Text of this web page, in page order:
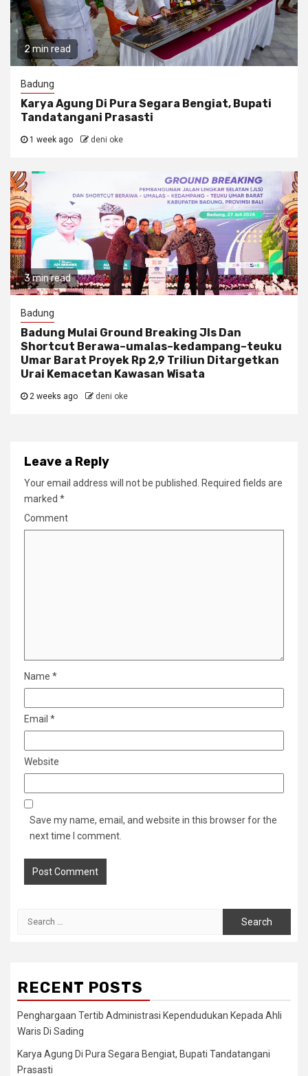
2 min read
Badung
Karya Agung Di Pura Segara Bengiat, Bupati
Tandatangani Prasasti
1 week ago deni oke
3 min read
Badung
Badung Mulai Ground Breaking Jls Dan
Shortcut Berawa–umalas–kedampang–teuku
Umar Barat Proyek Rp 2,9 Triliun Ditargetkan
Urai Kemacetan Kawasan Wisata
2 weeks ago deni oke
Leave a Reply
Your email address will not be published.
Required fields are
marked *
Comment
Name *
Email *
Website
Save my name, email, and website in this browser for the
next time I comment.
RECENT POSTS
Penghargaan Tertib Administrasi Kependudukan Kepada Ahli
Waris Di Sading
Karya Agung Di Pura Segara Bengiat, Bupati Tandatangani
Prasasti